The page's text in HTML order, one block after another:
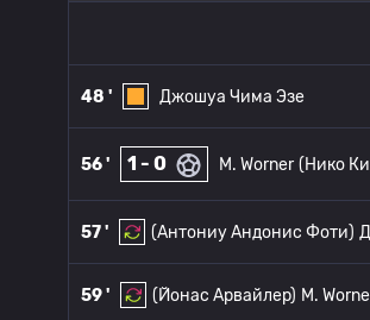
48 ' Джошуа Чима Эзе
56 ' 1 - 0 M. Worner (Нико
57 ' (Антониу Андонис Фоти)
59 ' (Йонас Арвайлер) M.